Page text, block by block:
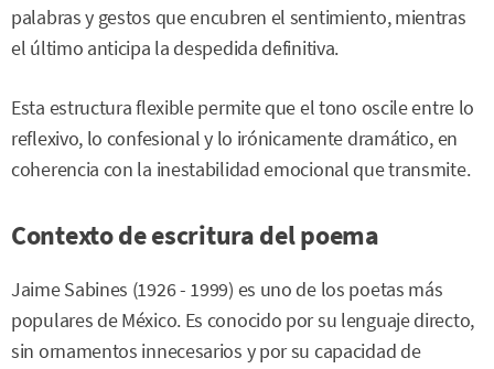
palabras y gestos que encubren el sentimiento, mientras
el último anticipa la despedida definitiva.
Esta estructura flexible permite que el tono oscile entre lo
reflexivo, lo confesional y lo irónicamente dramático, en
coherencia con la inestabilidad emocional que transmite.
Contexto de escritura del poema
Jaime Sabines (1926 - 1999) es uno de los poetas más
populares de México. Es conocido por su lenguaje directo,
sin ornamentos innecesarios y por su capacidad de